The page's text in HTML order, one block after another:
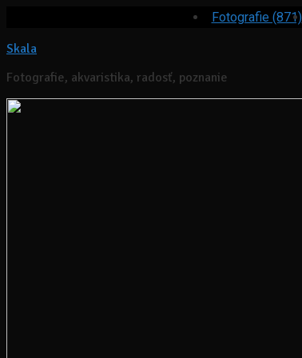
Fotografie (871)
Skala
Fotografie, akvaristika, radosť, poznanie